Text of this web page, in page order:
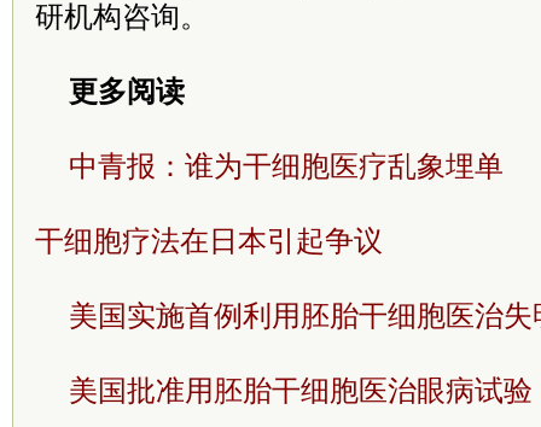
研机构咨询。
更多阅读
中青报：谁为干细胞医疗乱象埋单
干细胞疗法在日本引起争议
美国实施首例利用胚胎干细胞医治失
美国批准用胚胎干细胞医治眼病试验